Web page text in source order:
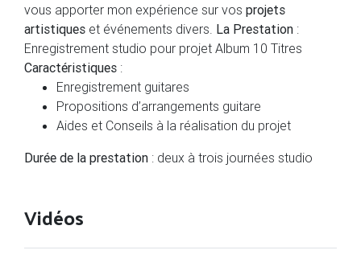
vous apporter mon expérience sur vos projets
artistiques et événements divers. La Prestation :
Enregistrement studio pour projet Album 10 Titres
Caractéristiques :
Enregistrement guitares
Propositions d’arrangements guitare
Aides et Conseils à la réalisation du projet
Durée de la prestation : deux à trois journées studio
Vidéos